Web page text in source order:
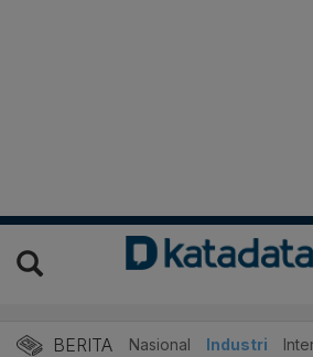
BERITA Nasional Industri